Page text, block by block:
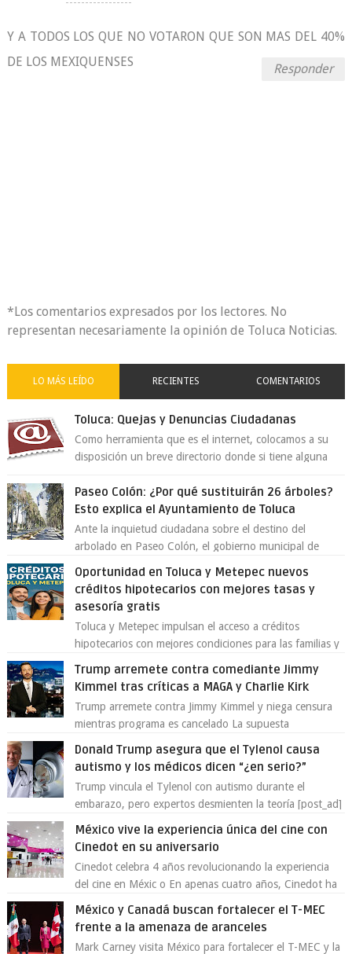
Y A TODOS LOS QUE NO VOTARON QUE SON MAS DEL 40%
DE LOS MEXIQUENSES
Responder
*Los comentarios expresados por los lectores. No
representan necesariamente la opinión de Toluca Noticias.
LO MÁS LEÍDO RECIENTES COMENTARIOS
Toluca: Quejas y Denuncias Ciudadanas
Como herramienta que es el internet, colocamos a su
disposición un breve directorio donde si tiene alguna
Paseo Colón: ¿Por qué sustituirán 26 árboles?
Esto explica el Ayuntamiento de Toluca
Ante la inquietud ciudadana sobre el destino del
arbolado en Paseo Colón, el gobierno municipal de
Oportunidad en Toluca y Metepec nuevos
créditos hipotecarios con mejores tasas y
asesoría gratis
Toluca y Metepec impulsan el acceso a créditos
hipotecarios con mejores condiciones para las familias y
Trump arremete contra comediante Jimmy
Kimmel tras críticas a MAGA y Charlie Kirk
Trump arremete contra Jimmy Kimmel y niega censura
mientras programa es cancelado La supuesta
Donald Trump asegura que el Tylenol causa
autismo y los médicos dicen “¿en serio?”
Trump vincula el Tylenol con autismo durante el
embarazo, pero expertos desmienten la teoría [post_ad]
México vive la experiencia única del cine con
Cinedot en su aniversario
Cinedot celebra 4 años revolucionando la experiencia
del cine en Méxic o En apenas cuatro años, Cinedot ha
México y Canadá buscan fortalecer el T-MEC
frente a la amenaza de aranceles
Mark Carney visita México para fortalecer el T-MEC y la